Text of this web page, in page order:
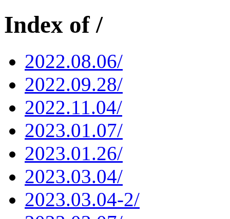
Index of /
2022.08.06/
2022.09.28/
2022.11.04/
2023.01.07/
2023.01.26/
2023.03.04/
2023.03.04-2/